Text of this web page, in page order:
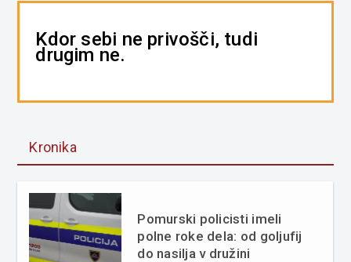
Kdor sebi ne privošči, tudi
drugim ne.
Kronika
Pomurski policisti imeli
polne roke dela: od goljufij
do nasilja v družini